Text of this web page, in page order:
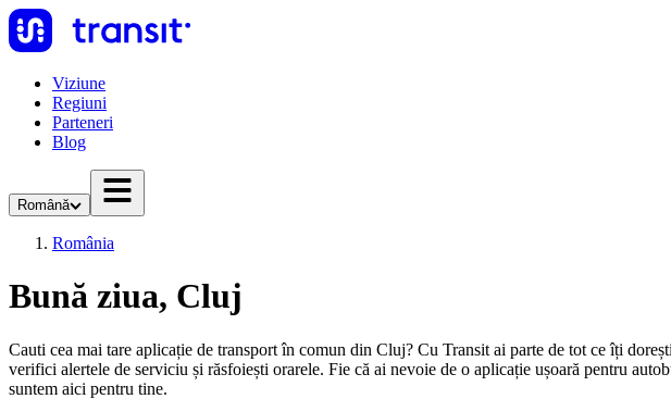
Viziune
Regiuni
Parteneri
Blog
Română
România
Bună ziua, Cluj
Cauti cea mai tare aplicație de transport în comun din Cluj? Cu Transit ai parte de tot ce îți
verifici alertele de serviciu și răsfoiești orarele. Fie că ai nevoie de o aplicație ușoară pentru
suntem aici pentru tine.